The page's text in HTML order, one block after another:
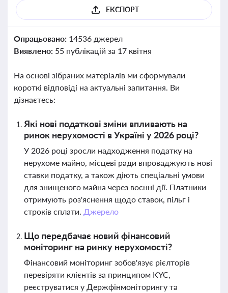
ЕКСПОРТ
Опрацьовано: 14536 джерел
Виявлено: 55 публікацій за 17 квітня
На основі зібраних матеріалів ми сформували
короткі відповіді на актуальні запитання. Ви
дізнаєтесь:
Які нові податкові зміни впливають на
ринок нерухомості в Україні у 2026 році?
У 2026 році зросли надходження податку на
нерухоме майно, місцеві ради впроваджують нові
ставки податку, а також діють спеціальні умови
для знищеного майна через воєнні дії. Платники
отримують роз'яснення щодо ставок, пільг і
строків сплати. Джерело
Що передбачає новий фінансовий
моніторинг на ринку нерухомості?
Фінансовий моніторинг зобов'язує рієлторів
перевіряти клієнтів за принципом KYC,
реєструватися у Держфінмоніторингу та